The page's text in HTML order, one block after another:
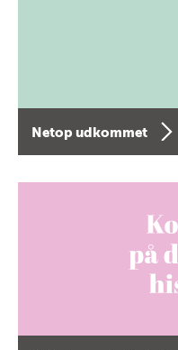
Netop udkommet